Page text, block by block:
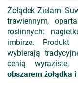
Żołądek Zielarni
trawiennym,
roślinnych:
imbirze. Produkt
wybierają
cenią wyraziste,
obszarem żołądka